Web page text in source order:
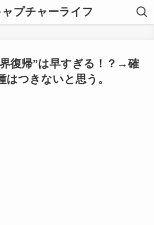
ャプチャーライフ
復帰”は早すぎる！？→確
はつきないと思う。